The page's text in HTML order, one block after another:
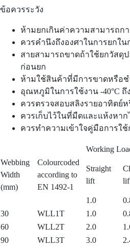
ข้อควรระวัง
ห้ามยกเกินค่าความสามารถก
ควรคำนึงถึงองศาในการยกใน
สายสามารถขาดถ้าใช้ยกวัสดุ
ก่อนยก
ห้ามใช้สินค้าที่มีการขาดหรือช
อุณหภูมิในการใช้งาน -40°C ถึง
ควรตรวจสอบสลิงรายอาทิตย์
ควรเก็บไว้ในที่มืดและแห้งหาก
ควรทำความเข้าใจคู่มือการใ
Webbing
Width
(mm)
Colourcoded
according to
EN 1492-1
Working
Straight
lift
1.0
30
WLL1T 1.0
60
WLL2T 2.0
90
WLL3T 3.0